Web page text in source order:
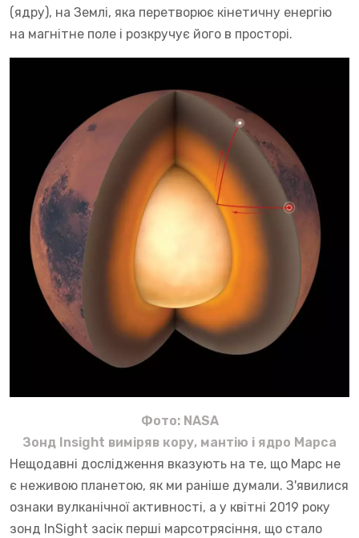
(ядру), на Землі, яка перетворює кінетичну енергію
на магнітне поле і розкручує його в просторі.
Фото: NASA
Зонд Insight виміряв кору, мантію і ядро Марса
Нещодавні дослідження вказують на те, що Марс не
є неживою планетою, як ми раніше думали. З'явилися
ознаки вулканічної активності, а у квітні 2019 року
зонд InSight засік перші марсотрясіння, що стало